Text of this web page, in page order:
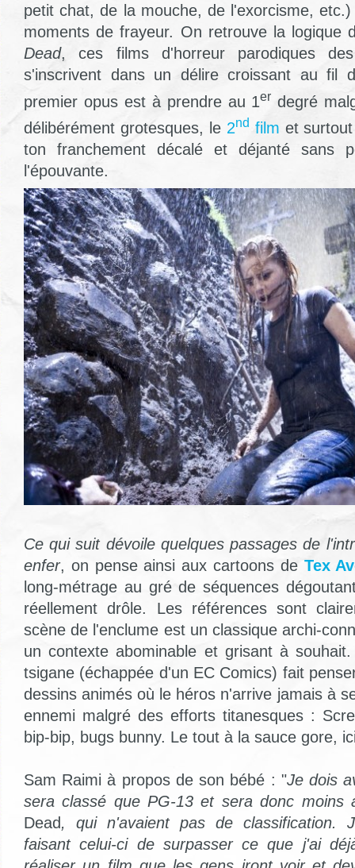
petit chat, de la mouche, de l'exorcisme,
moments de frayeur. On retrouve la logique
Dead, ces films d'horreur parodiques
s'inscrivent dans un délire croissant au fil
premier opus est à prendre au 1er degré
délibérément grotesques, le 2nd film et
ton franchement décalé et déjanté sans
l'épouvante.
Ce qui suit dévoile quelques passages de
enfer, on pense ainsi aux cartoons de Tex
long-métrage au gré de séquences
réellement drôle. Les références sont
scène de l'enclume est un classique archi-
un contexte abominable et grisant à
tsigane (échappée d'un EC Comics) fait
dessins animés où le héros n'arrive jamais à
ennemi malgré des efforts titanesques :
bip-bip, bugs bunny. Le tout à la sauce gore,
Sam Raimi à propos de son bébé : "Je dois
sera classé que PG-13 et sera donc moins
Dead, qui n'avaient pas de classification.
faisant celui-ci de surpasser ce que j'ai